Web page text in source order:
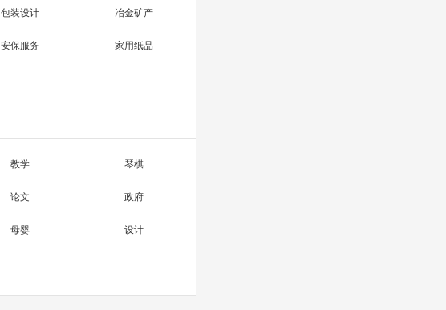
包装设计 冶金矿产
安保服务 家用纸品
教学 琴棋
论文 政府
母婴 设计